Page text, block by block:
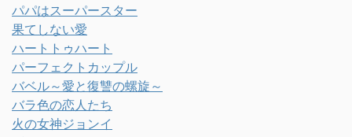
パパはスーパースター
果てしない愛
ハートトゥハート
パーフェクトカップル
バベル～愛と復讐の螺旋～
バラ色の恋人たち
火の女神ジョンイ